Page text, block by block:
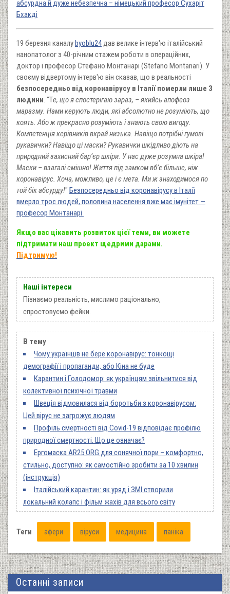
абсурдна й дуже небезпечна – німецький професор Сухаріт
Бхакді
19 березня каналуbyoblu24дав велике інтерв'ю італійський
нанопатолог з 40-річним стажем роботи в операційних,
доктор і професор Стефано Монтанарі (Stefano Montanari). У
своєму відвертому інтерв'ю він сказав, що в реальності
безпосередньо від коронавірусу в Італії померли лише 3
людини. "Те, що я спостерігаю зараз, – якийсь апофеоз
маразму. Нами керують люди, які абсолютно не розуміють, що
коять. Або ж прекрасно розуміють і знають свою вигоду.
Компетенція керівників вкрай низька. Навіщо потрібні гумові
рукавички? Навіщо ці маски? Рукавички шкідливо діють на
природний захисний бар’єр шкіри. У нас дуже розумна шкіра!
Маски – взагалі смішно! Життя під замком вб’є більше, ніж
коронавірус. Хоча, можливо, це і є мета. Ми ж знаходимося по
той бік абсурду!" Безпосередньо від коронавірусу в Італії
вмерло троє людей, половина населення вже має імунітет —
професор Монтанарі
Якщо вас цікавить розвиток цієї теми, ви можете
підтримати наш проект щедрими дарами.
Підтримую!
Наші інтереси
Пізнаємо реальність, мислимо раціонально,
спростовуємо фейки.
В тему
Чому українців не бере коронавірус: тонкощі
демографії і пропаганди, або Кіна не буде
Карантин і Голодомор: як українцям звільнитися від
колективної психічної травми
Швеція відмовилася від боротьби з коронавірусом:
Цей вірус не загрожує людям
Профіль смертності від Covid-19 відповідає профілю
природної смертності. Що це означає?
Ергомаска AR25.ORG для сонячної пори – комфортно,
стильно, доступно: як самостійно зробити за 10 хвилин
(інструкція)
Італійський карантин: як уряд і ЗМІ створили
локальний колапс і фільм жахів для всього світу
Теги афери віруси медицина паніка
Останні записи